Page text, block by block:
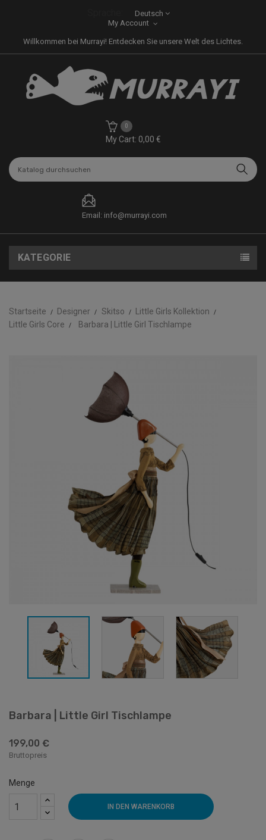
Deutsch
My Account
Willkommen bei Murrayi! Entdecken Sie unsere Welt des Lichtes.
My Cart: 0,00 €
0
Email: info@murrayi.com
KATEGORIE
Startseite Designer Skitso
Little Girls Kollektion
Little Girls Core
Barbara | Little Girl Tischlampe
Barbara | Little Girl Tischlampe
199,00 €
Bruttopreis
Menge
IN DEN WARENKORB